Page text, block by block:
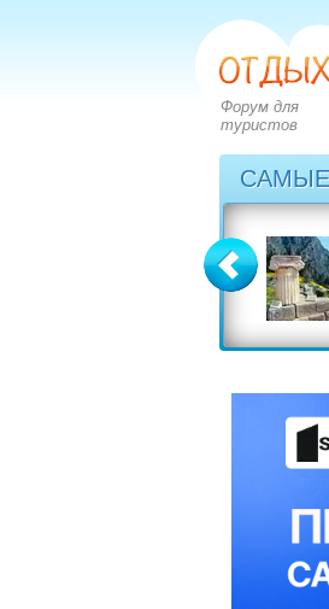
Форум для
туристов
Греция
вопросов:
ответов: 3549
В каком